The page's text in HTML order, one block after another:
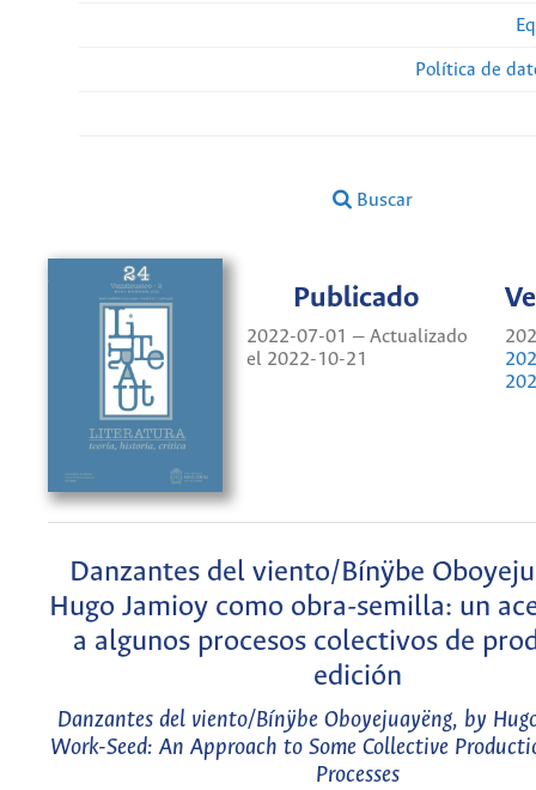
Política de
Buscar
Publicado
2022-07-01 — Actualizado
el 2022-10-21
Danzantes del viento/Bínÿbe
Hugo Jamioy como obra-semilla: un
a algunos procesos colectivos de
edición
Danzantes del viento/Bínÿbe Oboyejuayëng, by
Work-Seed: An Approach to Some Collective
Processes